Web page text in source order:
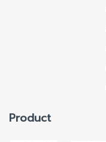
Product